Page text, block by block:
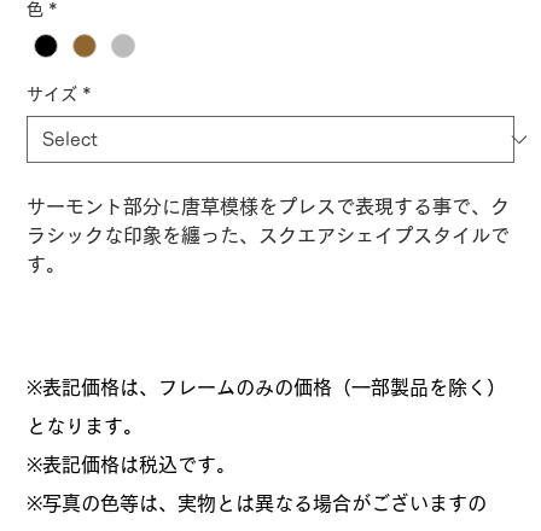
色 *
サイズ *
サーモント部分に唐草模様をプレスで表現する事で、ク
ラシックな印象を纏った、スクエアシェイプスタイルで
す。
※表記価格は、フレームのみの価格（一部製品を除く）
となります。
​※表記価格は税込です。
※写真の色等は、実物とは異なる場合がございますの